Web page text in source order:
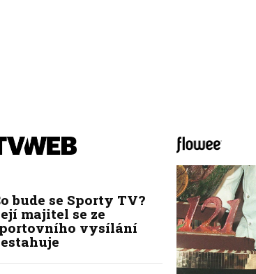
bude se Sporty TV?
majitel se ze
vysílání